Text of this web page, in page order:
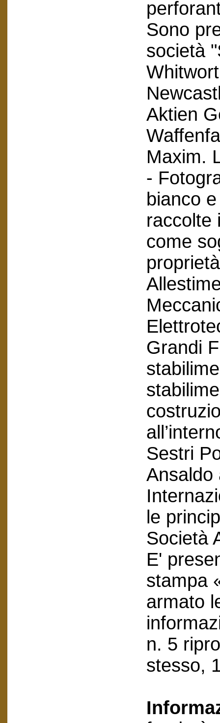
Sono
società
Aktien
Maxim.
-
bianco
raccolte
come
Grandi
Sestri
Ansaldo
le
Società
E'
stampa
armato
n. 5
stesso,